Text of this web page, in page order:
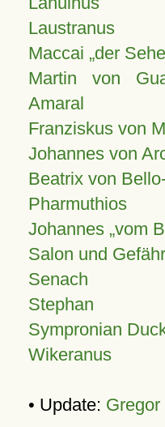
Laustranus
Maccai „der
Martin von
Amaral
Franziskus von
Johannes von
Beatrix von
Pharmuthios
Johannes vom
Salon und
Senach
Stephan
Sympronian
Wikeranus
• Update: